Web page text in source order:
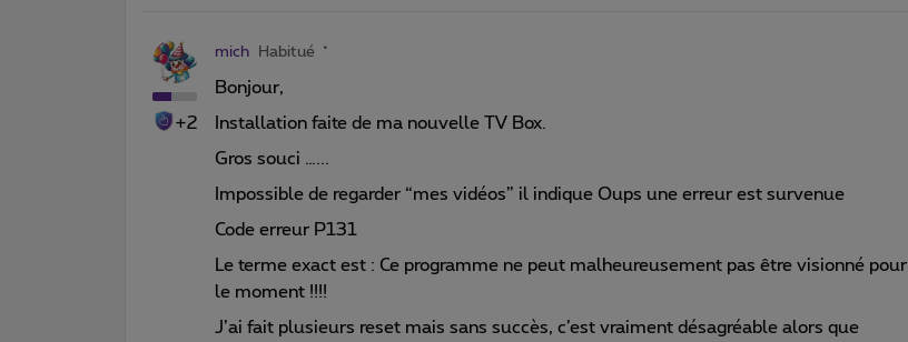
+2
mich Habitué
Bonjour,
Installation faite de ma nouvelle TV Box.
Gros souci …...
Impossible de regarder “mes vidéos” il indique Oups une erreur est survenue
Code erreur P131
Le terme exact est : Ce programme ne peut malheureusement pas être visionné pour
le moment !!!!
J’ai fait plusieurs reset mais sans succès, c’est vraiment désagréable alors que